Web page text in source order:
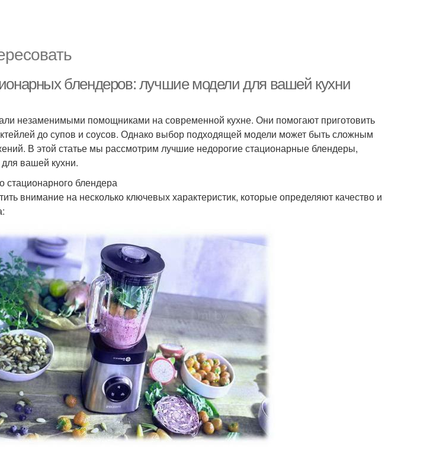
блендеров: лучшие модели для вашей кухни
незаменимыми помощниками на современной кухне. Они помогают приготовить
до супов и соусов. Однако выбор подходящей модели может быть сложным
В этой статье мы рассмотрим лучшие недорогие стационарные блендеры,
вашей кухни.
стационарного блендера
внимание на несколько ключевых характеристик, которые определяют качество и